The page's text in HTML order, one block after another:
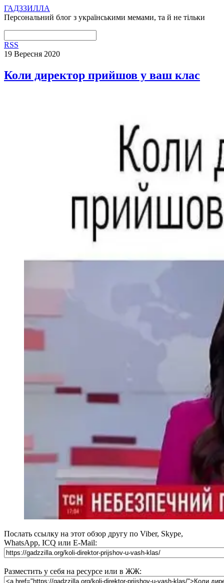
ГАДЗЗИЛЛА
Персональний блог з українськими мемами, та й не тільки
RSS
19 Вересня 2020
Коли директор прийшов у ваш клас
Послать ссылку на этот обзор другу по Viber, Skype,
WhatsApp, ICQ или E-Mail:
Разместить у себя на ресурсе или в ЖЖ: